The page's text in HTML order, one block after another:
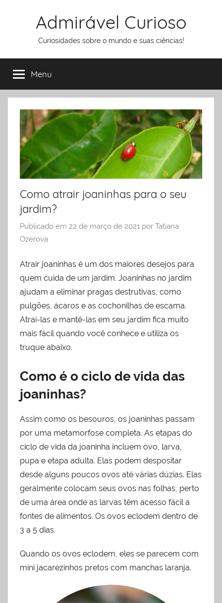
Admirável Curioso
Curiosidades sobre o mundo e suas ciências!
Menu
Como atrair joaninhas para o seu
jardim?
Publicado em 22 de março de 2021 por Tatiana
Ozerova
Atrair joaninhas é um dos maiores desejos para
quem cuida de um jardim. Joaninhas no jardim
ajudam a eliminar pragas destrutivas, como
pulgões, ácaros e as cochonilhas de escama.
Atraí-las e mantê-las em seu jardim fica muito
mais fácil quando você conhece e utiliza os
truque abaixo.
Como é o ciclo de vida das
joaninhas?
Assim como os besouros, os joaninhas passam
por uma metamorfose completa. As etapas do
ciclo de vida da joaninha incluem ovo, larva,
pupa e etapa adulta. Elas podem despositar
desde alguns poucos ovos até várias dúzias. Elas
geralmente colocam seus ovos nas folhas, perto
de uma área onde as larvas têm acesso fácil a
fontes de alimentos. Os ovos eclodem dentro de
3 a 5 dias.
Quando os ovos eclodem, eles se parecem com
mini jacarezinhos pretos com manchas laranja.